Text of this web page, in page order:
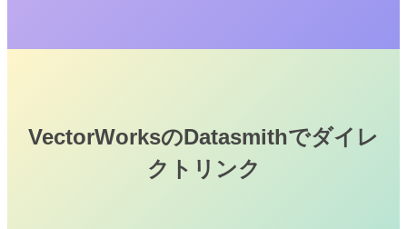
VectorWorksのDatasmithでダイレ
クトリンク